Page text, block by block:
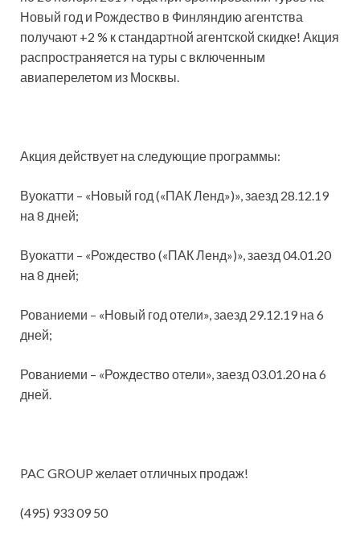
Новый год и Рождество в Финляндию агентства
получают +2 % к стандартной агентской скидке! Акция
распространяется на туры с включенным
авиаперелетом из Москвы.
Акция действует на следующие программы:
Вуокатти – «Новый год («ПАК Ленд»)», заезд 28.12.19
на 8 дней;
Вуокатти – «Рождество («ПАК Ленд»)», заезд 04.01.20
на 8 дней;
Рованиеми – «Новый год отели», заезд 29.12.19 на 6
дней;
Рованиеми – «Рождество отели», заезд 03.01.20 на 6
дней.
PAC GROUP желает отличных продаж!
(495) 933 09 50